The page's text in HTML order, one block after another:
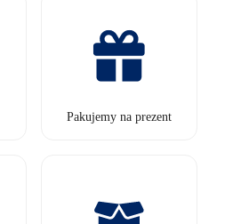
Pakujemy na prezent